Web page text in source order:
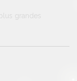
grandes